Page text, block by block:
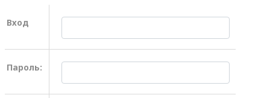
Вход
Пароль: